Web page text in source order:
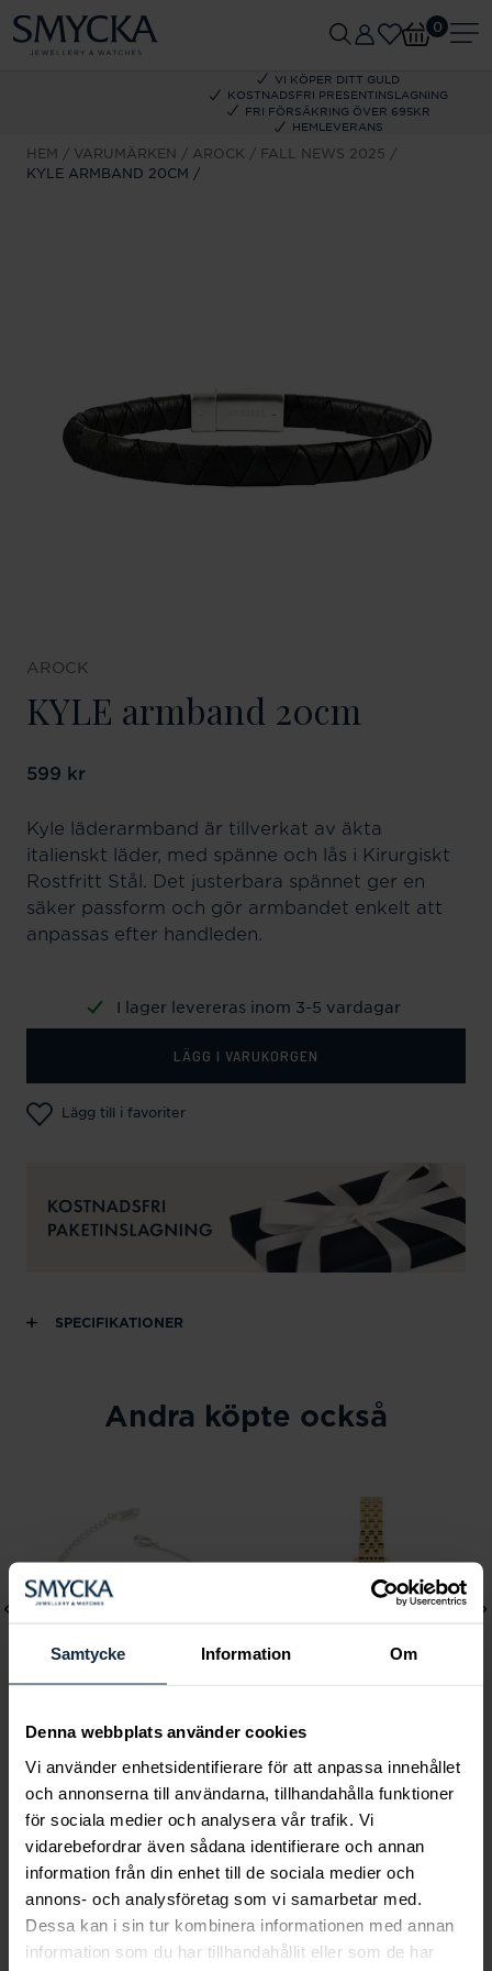
Samtycke Information Om
Denna webbplats använder cookies
Vi använder enhetsidentifierare för att anpassa innehållet
och annonserna till användarna, tillhandahålla funktioner
för sociala medier och analysera vår trafik. Vi
vidarebefordrar även sådana identifierare och annan
information från din enhet till de sociala medier och
annons- och analysföretag som vi samarbetar med.
Dessa kan i sin tur kombinera informationen med annan
information som du har tillhandahållit eller som de har
VI KÖPER DITT GULD
KOSTNADSFRI PRESENTINSLAGNING
FRI FÖRSÄKRING ÖVER 695KR
HEMLEVERANS
0
HEM VARUMÄRKEN AROCK
FALL NEWS 2025
KYLE ARMBAND 20CM
AROCK
KYLE armband 20cm
Pris :599 kr
599 kr
Kyle läderarmband är tillverkat av äkta
italienskt läder, med spänne och lås i Kirurgiskt
Rostfritt Stål. Det justerbara spännet ger en
säker passform och gör armbandet enkelt att
anpassas efter handleden.
I lager levereras inom 3-5 vardagar
LÄGG I VARUKORGEN
Lägg till i favoriter
SPECIFIKATIONER
Andra köpte också
Lily and Rose
Emily pearl bracelet -
Ivory
Pris:349 kr
349 kr
Mockberg
Timeless Petite Watch
Pris: 1 999 kr
1 999 kr
Smycka tar ansvar för ett hållbart